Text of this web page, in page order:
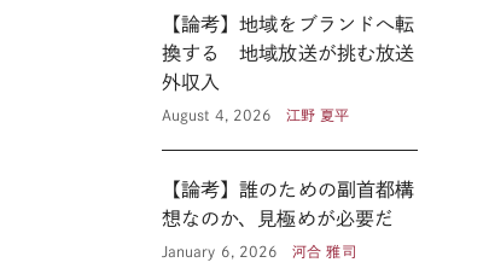
【論考】地域をブランドへ転
換する 地域放送が挑む放送
外収入
August 4, 2026 江野 夏平
【論考】誰のための副首都構
想なのか、見極めが必要だ
January 6, 2026 河合 雅司